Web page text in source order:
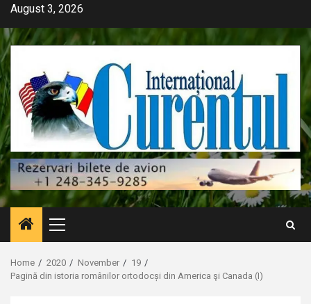
Skip
content
August 3, 2026
Primary
Menu
Home 2020 November
19
Pagină din istoria românilor ortodocși din America şi Canada (I)